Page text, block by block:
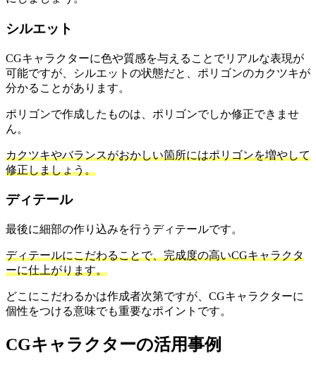
シルエット
CGキャラクターに色や質感を与えることでリアルな表現が
可能ですが、シルエットの状態だと、ポリゴンのカクツキが
分かることがあります。
ポリゴンで作成したものは、ポリゴンでしか修正できませ
ん。
カクツキやバランスがおかしい箇所にはポリゴンを増やして
修正しましょう。
ディテール
最後に細部の作り込みを行うディテールです。
ディテールにこだわることで、完成度の高いCGキャラクタ
ーに仕上がります。
どこにこだわるかは作成者次第ですが、CGキャラクターに
個性をつける意味でも重要なポイントです。
CGキャラクターの活用事例